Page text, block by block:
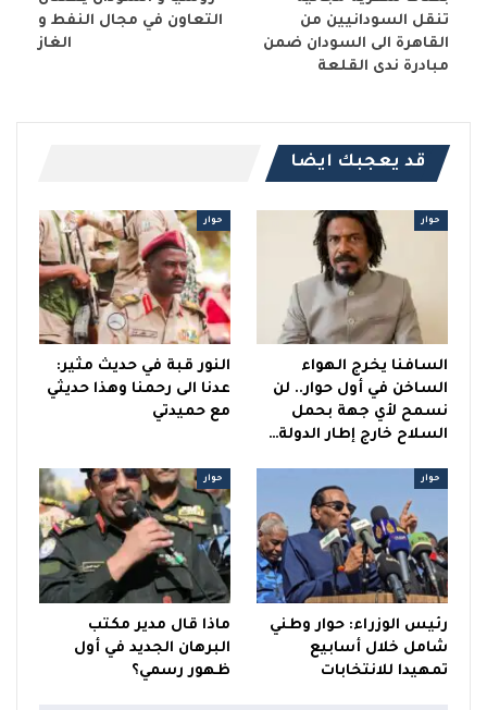
تنقل السودانيين من
القاهرة الى السودان ضمن
مبادرة ندى القلعة
التعاون في مجال النفط و
الغاز
قد يعجبك ايضا
حوار
السافنا يخرج الهواء
الساخن في أول حوار.. لن
نسمح لأي جهة بحمل
السلاح خارج إطار الدولة…
حوار
النور قبة في حديث مثير:
عدنا الى رحمنا وهذا حديثي
مع حميدتي
حوار
رئيس الوزراء: حوار وطني
شامل خلال أسابيع
تمهيدا للانتخابات
حوار
ماذا قال مدير مكتب
البرهان الجديد في أول
ظهور رسمي؟